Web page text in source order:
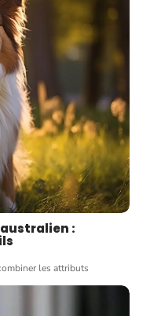
:
les attributs